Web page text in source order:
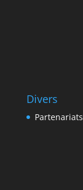
Divers
Partenariats